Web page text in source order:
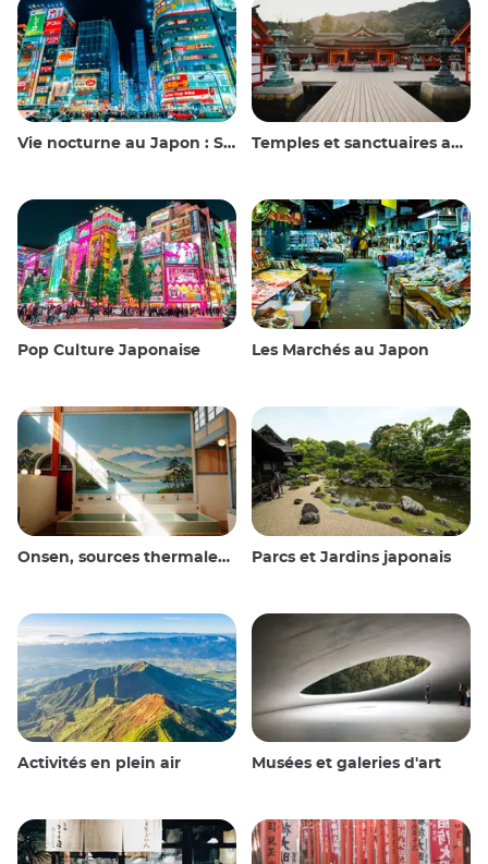
Vie nocturne au Japon : Sortir, voir et boire Temples et sanctuaires au Japon
Pop Culture Japonaise Les Marchés au Japon
Onsen, sources thermales et bains publics Parcs et Jardins japonais
Activités en plein air Musées et galeries d'art